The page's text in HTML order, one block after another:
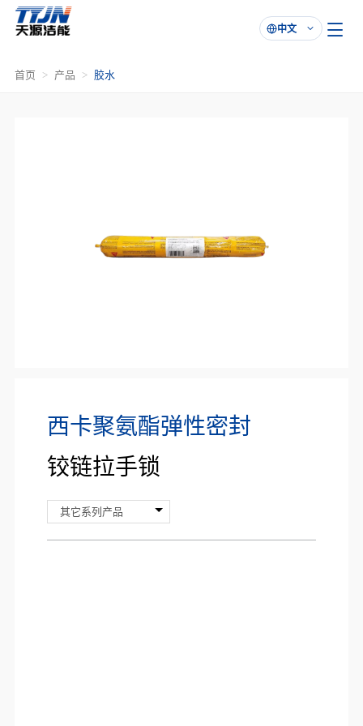

中文
首页 产品 胶水
西卡聚氨酯弹性密封
铰链拉手锁
其它系列产品